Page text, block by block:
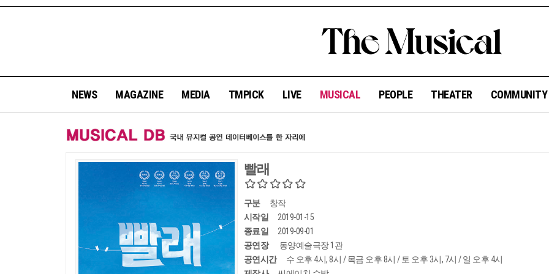
NEWS MAGAZINE MEDIA TMPICK LIVE MUSICAL PEOPLE THEATER COMMUNITY
빨래
구분
창작
시작일
2019-01-15
종료일
2019-09-01
공연장
동양예술극장 1관
공연시간
수 오후 4시, 8시 / 목금 오후 8시 / 토 오후 3시, 7시 / 일 오후 4시